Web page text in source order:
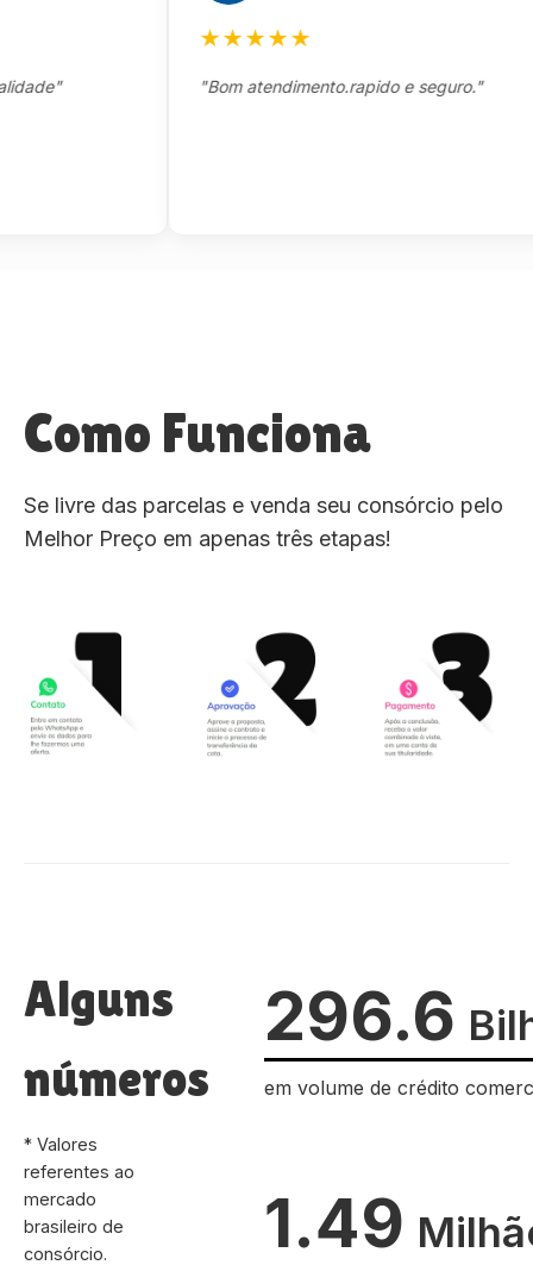
★★★
"Bom atendimento.rapido e seguro."
Como Funciona
Se livre das parcelas e venda seu consórcio pelo
Melhor Preço em apenas três etapas!
Alguns
números
* Valores
referentes ao
mercado
brasileiro de
consórcio.
296.6
em volume de crédito
1.49